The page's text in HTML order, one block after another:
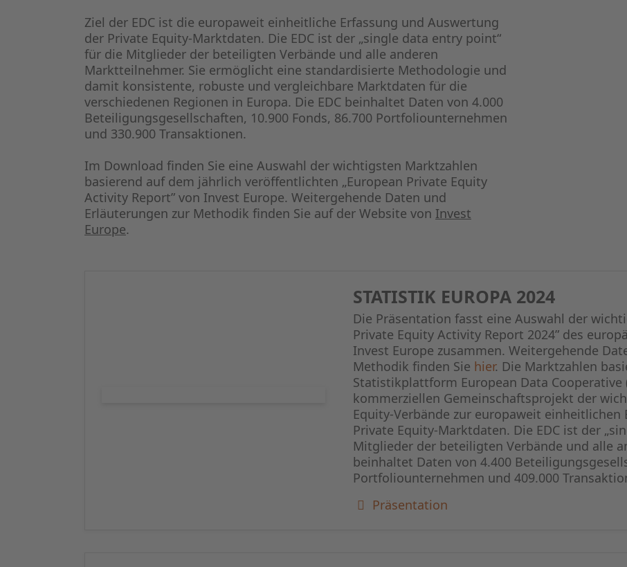
Ziel der EDC ist die europaweit einheitliche Erfassung und Auswertung
der Private Equity-Marktdaten. Die EDC ist der „single data entry point“
für die Mitglieder der beteiligten Verbände und alle anderen
Marktteilnehmer. Sie ermöglicht eine standardisierte Methodologie und
damit konsistente, robuste und vergleichbare Marktdaten für die
verschiedenen Regionen in Europa. Die EDC beinhaltet Daten von 4.000
Beteiligungsgesellschaften, 10.900 Fonds, 86.700 Portfoliounternehmen
und 330.900 Transaktionen.
Im Download finden Sie eine Auswahl der wichtigsten Marktzahlen
basierend auf dem jährlich veröffentlichten „European Private Equity
Activity Report” von Invest Europe. Weitergehende Daten und
Erläuterungen zur Methodik finden Sie auf der Website von Invest
Europe.
STATISTIK EUROPA 2024
Die Präsentation fasst eine Auswahl der
Private Equity Activity Report 2024” des
Invest Europe zusammen. Weitergehende
Methodik finden Sie hier. Die Marktzahlen
Statistikplattform European Data Cooperative
kommerziellen Gemeinschaftsprojekt der
Equity-Verbände zur europaweit
Private Equity-Marktdaten. Die EDC ist der
Mitglieder der beteiligten Verbände und alle
beinhaltet Daten von 4.400
Portfoliounternehmen und 409.000
Präsentation